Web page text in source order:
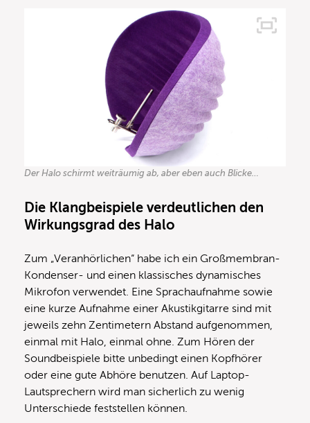
Der Halo schirmt weiträumig ab, aber eben auch Blicke…
Die Klangbeispiele verdeutlichen den
Wirkungsgrad des Halo
Zum „Veranhörlichen“ habe ich ein Großmembran-
Kondenser- und einen klassisches dynamisches
Mikrofon verwendet. Eine Sprachaufnahme sowie
eine kurze Aufnahme einer Akustikgitarre sind mit
jeweils zehn Zentimetern Abstand aufgenommen,
einmal mit Halo, einmal ohne. Zum Hören der
Soundbeispiele bitte unbedingt einen Kopfhörer
oder eine gute Abhöre benutzen. Auf Laptop-
Lautsprechern wird man sicherlich zu wenig
Unterschiede feststellen können.